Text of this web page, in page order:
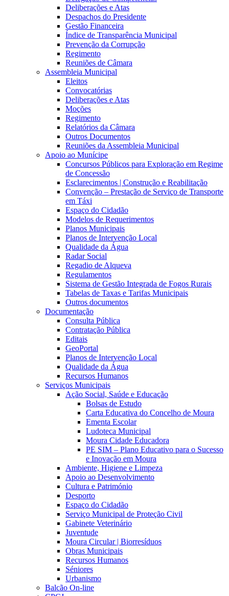
Deliberações e Atas
Despachos do Presidente
Gestão Financeira
Índice de Transparência Municipal
Prevenção da Corrupção
Regimento
Reuniões de Câmara
Assembleia Municipal
Eleitos
Convocatórias
Deliberações e Atas
Moções
Regimento
Relatórios da Câmara
Outros Documentos
Reuniões da Assembleia Municipal
Apoio ao Munícipe
Concursos Públicos para Exploração em Regime
de Concessão
Esclarecimentos | Construção e Reabilitação
Convenção – Prestação de Serviço de Transporte
em Táxi
Espaço do Cidadão
Modelos de Requerimentos
Planos Municipais
Planos de Intervenção Local
Qualidade da Água
Radar Social
Regadio de Alqueva
Regulamentos
Sistema de Gestão Integrada de Fogos Rurais
Tabelas de Taxas e Tarifas Municipais
Outros documentos
Documentação
Consulta Pública
Contratação Pública
Editais
GeoPortal
Planos de Intervenção Local
Qualidade da Água
Recursos Humanos
Serviços Municipais
Ação Social, Saúde e Educação
Bolsas de Estudo
Carta Educativa do Concelho de Moura
Ementa Escolar
Ludoteca Municipal
Moura Cidade Educadora
PE SIM – Plano Educativo para o Sucesso
e Inovação em Moura
Ambiente, Higiene e Limpeza
Apoio ao Desenvolvimento
Cultura e Património
Desporto
Espaço do Cidadão
Serviço Municipal de Proteção Civil
Gabinete Veterinário
Juventude
Moura Circular | Biorresíduos
Obras Municipais
Recursos Humanos
Séniores
Urbanismo
Balcão On-line